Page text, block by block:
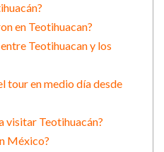
en Teotihuacan?
Teotihuacan y los
tour en medio día desde
visitar Teotihuacán?
México?